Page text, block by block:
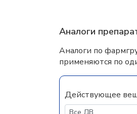
Аналоги
Аналоги по
применяются по
Действующее